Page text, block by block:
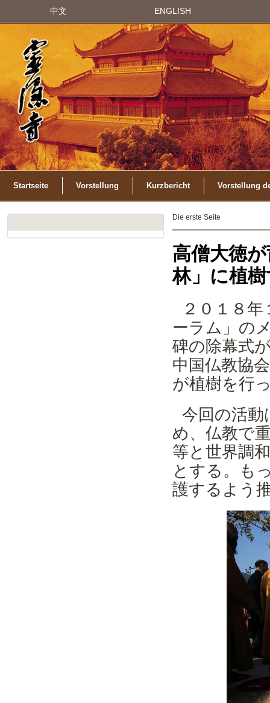
中文 ENGLISH
Startseite Vorstellung Kurzbericht Vorstellung
Die erste Seite
高僧大徳
林」に植
２０１８年
ーラム」の
碑の除幕式
中国仏教協
が植樹を行
今回の活動
め、仏教で
等と世界調
とする。も
護するよう